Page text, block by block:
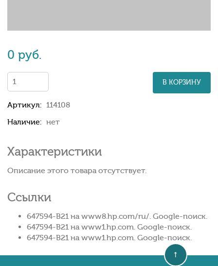
0 руб.
В КОРЗИНУ
Артикул: 114108
Наличие: нет
Характеристики
Описание этого товара отсутствует.
Ссылки
647594-B21 на www8.hp.com/ru/. Google-поиск.
647594-B21 на www1.hp.com. Google-поиск.
647594-B21 на www1.hp.com. Google-поиск.